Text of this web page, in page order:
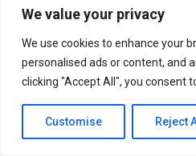
We value your privacy
We use cookies to enhance your
personalised ads or content, and
clicking "Accept All", you consent
Customise Reject